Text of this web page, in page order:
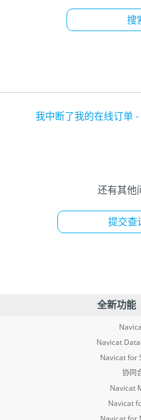
搜
我中断了我的在线订单 -
还有其他
提交查
全新功能
Navicat
Navicat for
协同
Navicat
Navicat